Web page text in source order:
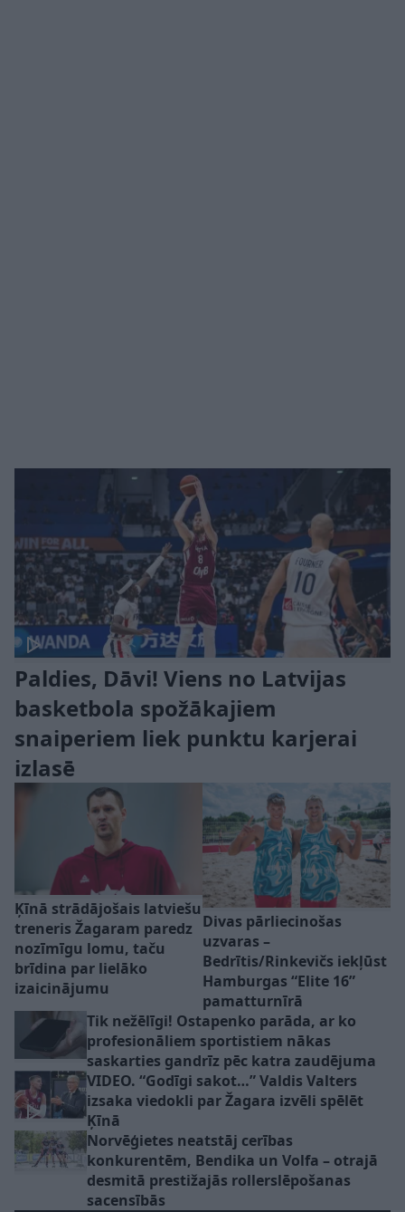
Paldies, Dāvi! Viens no Latvijas
basketbola spožākajiem
snaiperiem liek punktu karjerai
izlasē
Ķīnā strādājošais latviešu
treneris Žagaram paredz
nozīmīgu lomu, taču
brīdina par lielāko
izaicinājumu
Divas pārliecinošas
uzvaras –
Bedrītis/Rinkevičs iekļūst
Hamburgas “Elite 16”
pamatturnīrā
Tik nežēlīgi! Ostapenko parāda, ar ko
profesionāliem sportistiem nākas
saskarties gandrīz pēc katra zaudējuma
VIDEO. “Godīgi sakot…” Valdis Valters
izsaka viedokli par Žagara izvēli spēlēt
Ķīnā
Norvēģietes neatstāj cerības
konkurentēm, Bendika un Volfa – otrajā
desmitā prestižajās rollerslēpošanas
sacensībās